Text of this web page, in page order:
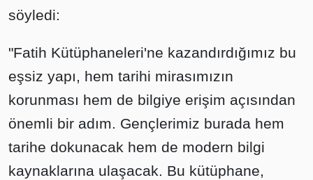
söyledi:
"Fatih Kütüphaneleri'ne kazandırdığımız bu
eşsiz yapı, hem tarihi mirasımızın
korunması hem de bilgiye erişim açısından
önemli bir adım. Gençlerimiz burada hem
tarihe dokunacak hem de modern bilgi
kaynaklarına ulaşacak. Bu kütüphane,